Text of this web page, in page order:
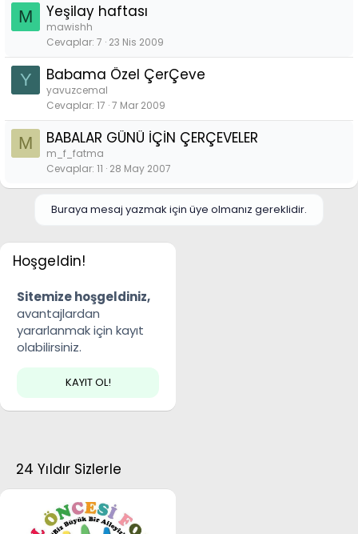
M Yeşilay haftası
mawishh
Cevaplar 7 23 Nis 2009
Y Babama Özel ÇerÇeve
yavuzcemal
Cevaplar 17 7 Mar 2009
M BABALAR GÜNÜ İÇİN ÇERÇEVELER
m_f_fatma
Cevaplar 11 28 May 2007
Buraya mesaj yazmak için üye olmanız gereklidir.
Hoşgeldin!
Sitemize hoşgeldiniz,
avantajlardan
yararlanmak için kayıt
olabilirsiniz.
KAYIT OL!
24 Yıldır Sizlerle